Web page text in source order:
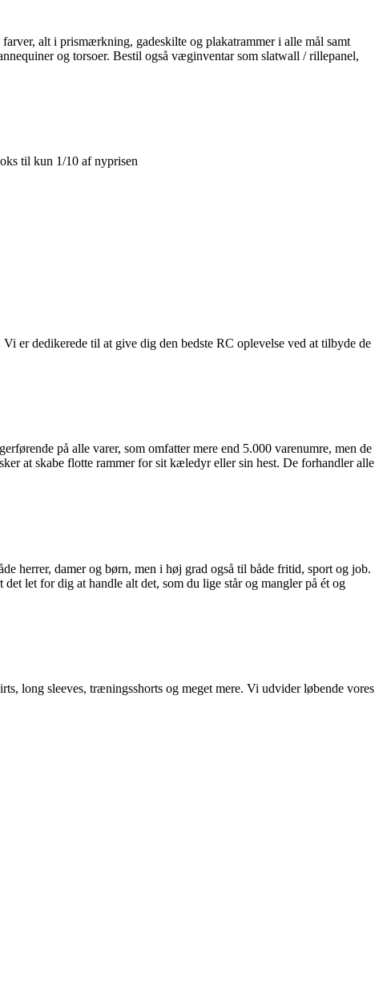
alt i prismærkning, gadeskilte og plakatrammer i alle mål samt
og torsoer. Bestil også væginventar som slatwall / rillepanel,
til kun 1/10 af nyprisen
er dedikerede til at give dig den bedste RC oplevelse ved at tilbyde de
på alle varer, som omfatter mere end 5.000 varenumre, men de
at skabe flotte rammer for sit kæledyr eller sin hest. De forhandler alle
herrer, damer og børn, men i høj grad også til både fritid, sport og job.
let for dig at handle alt det, som du lige står og mangler på ét og
long sleeves, træningsshorts og meget mere. Vi udvider løbende vores